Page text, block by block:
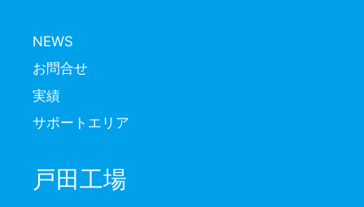
NEWS
お問合せ
実績
サポートエリア
戸田工場